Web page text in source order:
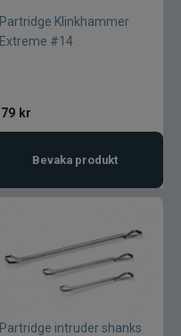
Partridge Klinkhammer
Extreme #14
79 kr
Bevaka produkt
Partridge intruder shanks